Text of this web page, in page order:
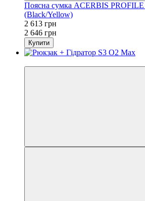
Поясна сумка ACERBIS
(Black/Yellow)
2 613 грн
2 646 грн
Купити